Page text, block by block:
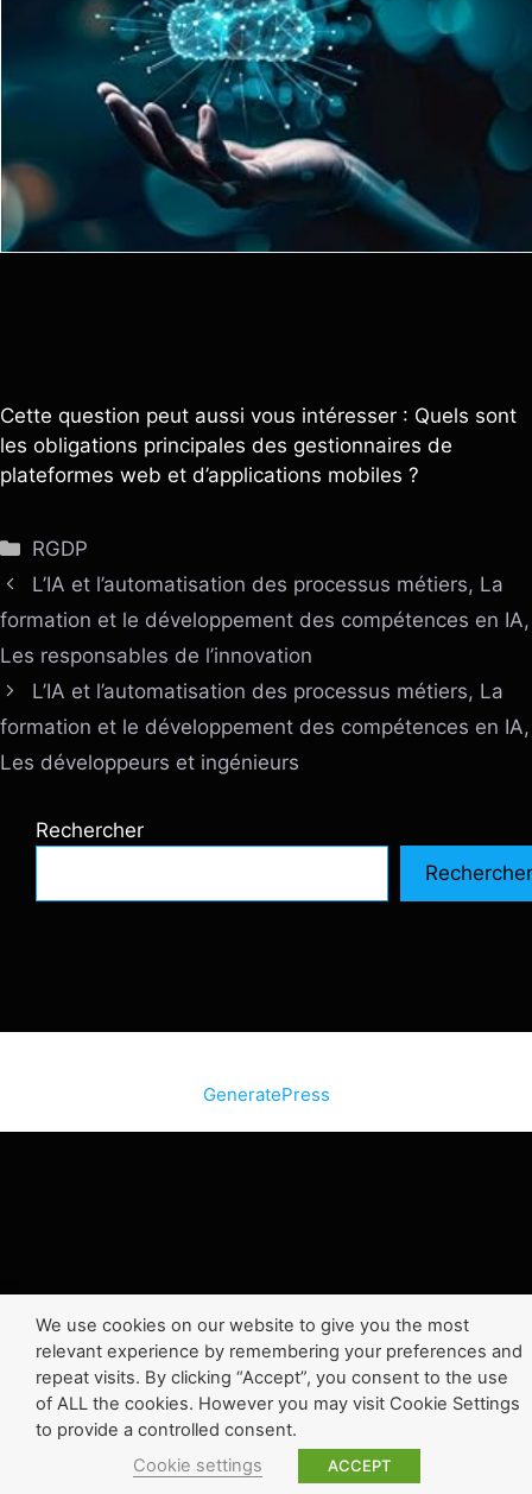
Cette question peut aussi vous intéresser : Quels sont
les obligations principales des gestionnaires de
plateformes web et d’applications mobiles ?
Catégories
RGDP
L’IA et l’automatisation des processus métiers, La
formation et le développement des compétences en IA,
Les responsables de l’innovation
L’IA et l’automatisation des processus métiers, La
formation et le développement des compétences en IA,
Les développeurs et ingénieurs
Rechercher
Rechercher
GeneratePress
We use cookies on our website to give you the most
relevant experience by remembering your preferences and
repeat visits. By clicking “Accept”, you consent to the use
of ALL the cookies. However you may visit Cookie Settings
to provide a controlled consent.
Cookie settings
ACCEPT